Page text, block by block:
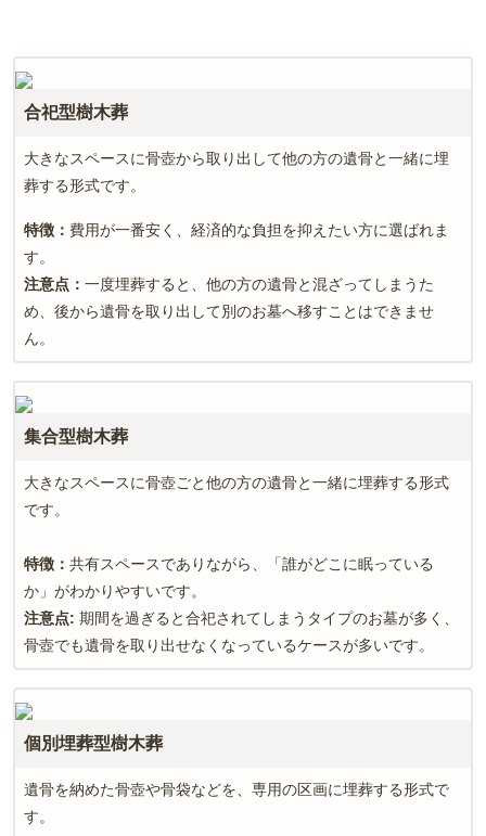
合祀型樹木葬
大きなスペースに骨壺から取り出して他の方の遺骨と一緒に埋
葬する形式です。
特徴： 費用が一番安く、経済的な負担を抑えたい方に選ばれま
す。
注意点： 一度埋葬すると、他の方の遺骨と混ざってしまうた
め、後から遺骨を取り出して別のお墓へ移すことはできませ
ん。
集合型樹木葬
大きなスペースに骨壺ごと他の方の遺骨と一緒に埋葬する形式
です。
特徴： 共有スペースでありながら、「誰がどこに眠っている
か」がわかりやすいです。
注意点: 期間を過ぎると合祀されてしまうタイプのお墓が多く、
骨壺でも遺骨を取り出せなくなっているケースが多いです。
個別埋葬型樹木葬
遺骨を納めた骨壺や骨袋などを、専用の区画に埋葬する形式で
す。